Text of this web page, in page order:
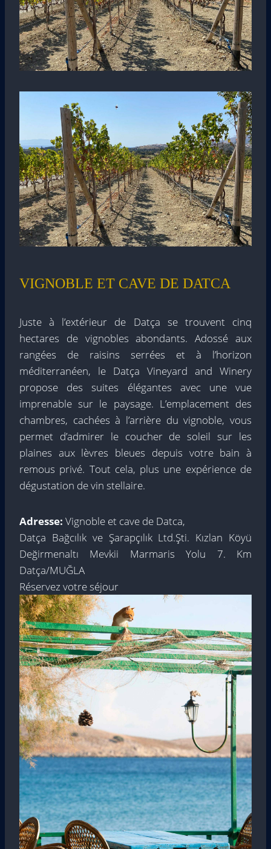
VIGNOBLE ET CAVE DE DATCA
Juste à l’extérieur de Datça se trouvent cinq
hectares de vignobles abondants. Adossé aux
rangées de raisins serrées et à l’horizon
méditerranéen, le Datça Vineyard and Winery
propose des suites élégantes avec une vue
imprenable sur le paysage. L’emplacement des
chambres, cachées à l’arrière du vignoble, vous
permet d’admirer le coucher de soleil sur les
plaines aux lèvres bleues depuis votre bain à
remous privé. Tout cela, plus une expérience de
dégustation de vin stellaire.
Adresse: Vignoble et cave de Datca,
Datça Bağcılık ve Şarapçılık Ltd.Şti. Kızlan Köyü
Değirmenaltı Mevkii Marmaris Yolu 7. Km
Datça/MUĞLA
Réservez votre séjour